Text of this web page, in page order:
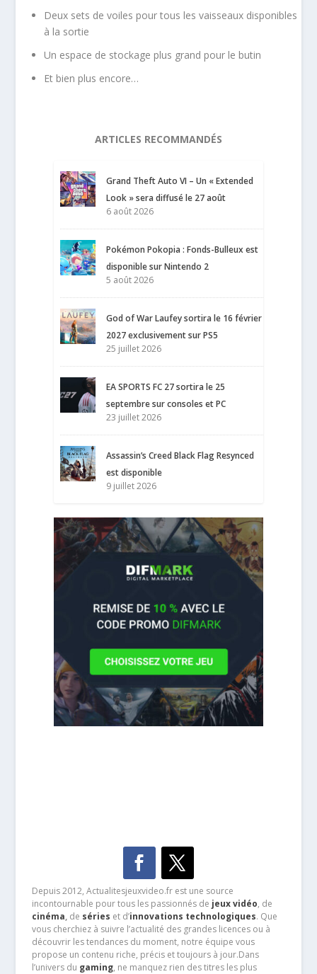
Deux sets de voiles pour tous les vaisseaux disponibles
à la sortie
Un espace de stockage plus grand pour le butin
Et bien plus encore…
ARTICLES RECOMMANDÉS
Grand Theft Auto VI – Un « Extended
Look » sera diffusé le 27 août
6 août 2026
Pokémon Pokopia : Fonds-Bulleux est
disponible sur Nintendo 2
5 août 2026
God of War Laufey sortira le 16 février
2027 exclusivement sur PS5
25 juillet 2026
EA SPORTS FC 27 sortira le 25
septembre sur consoles et PC
23 juillet 2026
Assassin’s Creed Black Flag Resynced
est disponible
9 juillet 2026
Depuis 2012, Actualitesjeuxvideo.fr est une source
incontournable pour tous les passionnés de jeux vidéo, de
cinéma,de séries et d’innovations technologiques. Que
vous cherchiez à suivre l’actualité des grandes licences ou à
découvrir les tendances du moment, notre équipe vous
propose un contenu riche, précis et toujours à jour.Dans
l’univers du gaming, ne manquez rien des titres les plus